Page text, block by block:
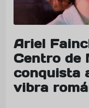
Ariel
Centro de
conquista
vibra